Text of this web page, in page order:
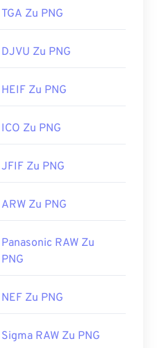
Farbwähler,um Farben aus
TGA Zu PNG
DJVU Zu PNG
HEIF Zu PNG
ICO Zu PNG
JFIF Zu PNG
ARW Zu PNG
Panasonic RAW Zu
PNG
NEF Zu PNG
Sigma RAW Zu PNG